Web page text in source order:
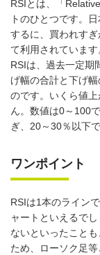
RSIとは、「
トのひとつです。
するに、買われす
て利用されています
RSIは、過去一定期
げ幅の合計と下げ
のです。いくら値
ん。数値は0～100
ぎ、20～30％以下
ワンポイント
RSIは1本のライン
ャートといえるで
ないといったこと
ため、ローソク足